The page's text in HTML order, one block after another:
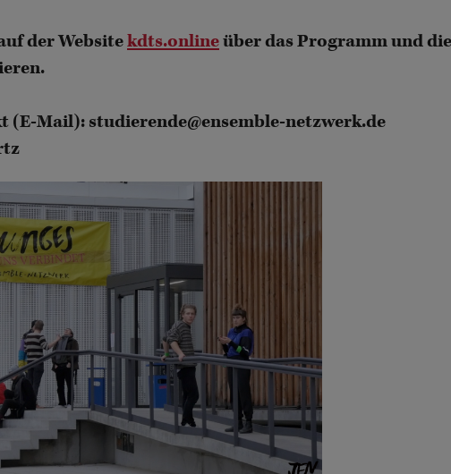
der Websitekdts.onlineüber das Programm und die
Mail): studierende@ensemble-netzwerk.de